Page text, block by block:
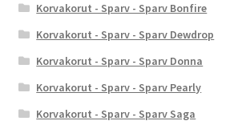
Korvakorut - Sparv - Sparv Bonfire
Korvakorut - Sparv - Sparv Dewdrop
Korvakorut - Sparv - Sparv Donna
Korvakorut - Sparv - Sparv Pearly
Korvakorut - Sparv - Sparv Saga